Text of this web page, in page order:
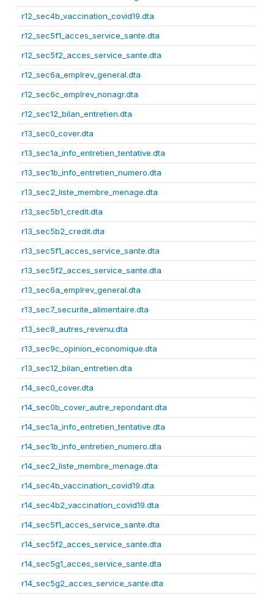
r12_sec4b_vaccination_covid19.dta
r12_sec5f1_acces_service_sante.dta
r12_sec5f2_acces_service_sante.dta
r12_sec6a_emplrev_general.dta
r12_sec6c_emplrev_nonagr.dta
r12_sec12_bilan_entretien.dta
r13_sec0_cover.dta
r13_sec1a_info_entretien_tentative.dta
r13_sec1b_info_entretien_numero.dta
r13_sec2_liste_membre_menage.dta
r13_sec5b1_credit.dta
r13_sec5b2_credit.dta
r13_sec5f1_acces_service_sante.dta
r13_sec5f2_acces_service_sante.dta
r13_sec6a_emplrev_general.dta
r13_sec7_securite_alimentaire.dta
r13_sec8_autres_revenu.dta
r13_sec9c_opinion_economique.dta
r13_sec12_bilan_entretien.dta
r14_sec0_cover.dta
r14_sec0b_cover_autre_repondant.dta
r14_sec1a_info_entretien_tentative.dta
r14_sec1b_info_entretien_numero.dta
r14_sec2_liste_membre_menage.dta
r14_sec4b_vaccination_covid19.dta
r14_sec4b2_vaccination_covid19.dta
r14_sec5f1_acces_service_sante.dta
r14_sec5f2_acces_service_sante.dta
r14_sec5g1_acces_service_sante.dta
r14_sec5g2_acces_service_sante.dta